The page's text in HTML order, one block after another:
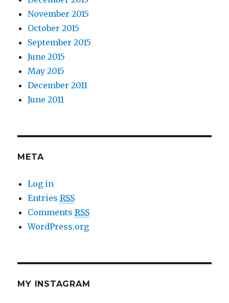
November 2015
October 2015
September 2015
June 2015
May 2015
December 2011
June 2011
META
Log in
EntriesRSS
CommentsRSS
WordPress.org
MY INSTAGRAM